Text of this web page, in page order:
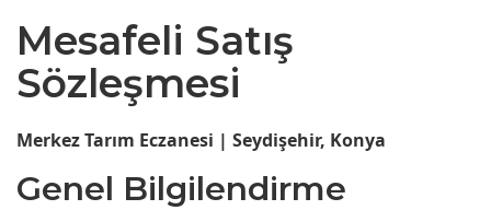
Mesafeli Satış
Sözleşmesi
Merkez Tarım Eczanesi | Seydişehir, Konya
Genel Bilgilendirme